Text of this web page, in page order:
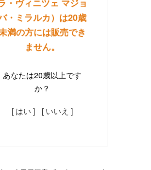
・ヴィニツェ マジョ
・ミラルカ）は20歳
満の方には販売でき
ません。
あなたは20歳以上です
か？
[ はい ] [ いいえ ]